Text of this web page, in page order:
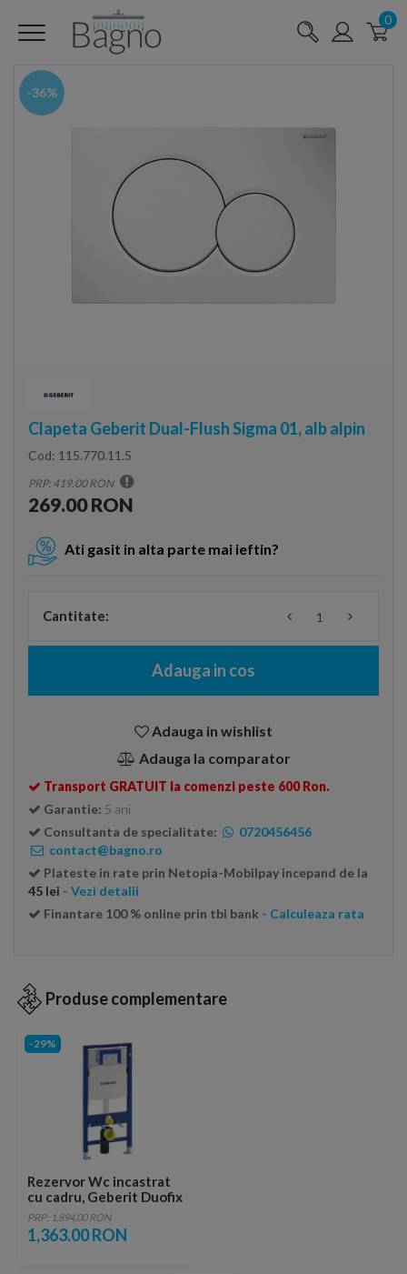
0
-36%
Clapeta Geberit Dual-Flush Sigma 01, alb alpin
Cod: 115.770.11.5
PRP: 419.00 RON
269.00 RON
Ati gasit in alta parte mai ieftin?
Cantitate:
Adauga in cos
Adauga in wishlist
Adauga la comparator
Transport GRATUIT la comenzi peste 600 Ron.
Garantie: 5 ani
Consultanta de specialitate:
0720456456
contact@bagno.ro
Plateste in rate prin Netopia-Mobilpay incepand de la
45 lei - Vezi detalii
Finantare 100 % online prin tbi bank - Calculeaza rata
Produse complementare
-29%
Rezervor Wc incastrat
cu cadru, Geberit Duofix
Sigma UP320,
50x12xH112 cm
PRP: 1,894.00 RON
1,363.00 RON